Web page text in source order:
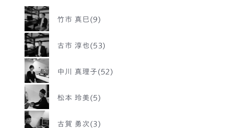
竹市 真巳(9)
古市 淳也(53)
中川 真理子(52)
松本 玲美(5)
古賀 勇次(3)